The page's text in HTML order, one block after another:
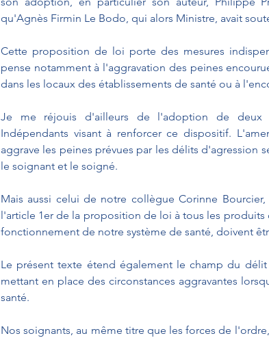
qu'Agnès Firmin Le Bodo, qui alors Ministre, avait
Cette proposition de loi porte des mesures
pense notamment à l'aggravation des peines
dans les locaux des établissements de santé ou à
Je me réjouis d'ailleurs de l'adoption de deux
Indépendants visant à renforcer ce dispositif.
aggrave les peines prévues par les délits d'agression
le soignant et le soigné.
Mais aussi celui de notre collègue Corinne
l'article 1er de la proposition de loi à tous les
fonctionnement de notre système de santé, doivent
Le présent texte étend également le champ du
mettant en place des circonstances aggravantes
santé.
Nos soignants, au même titre que les forces de